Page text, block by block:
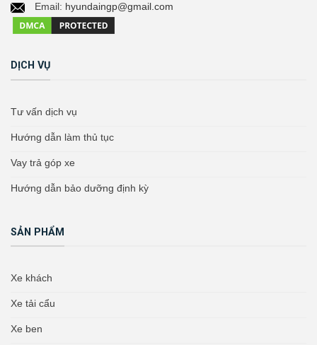
Email: hyundaingp@gmail.com
DỊCH VỤ
Tư vấn dịch vụ
Hướng dẫn làm thủ tục
Vay trả góp xe
Hướng dẫn bảo dưỡng định kỳ
SẢN PHẨM
Xe khách
Xe tải cẩu
Xe ben